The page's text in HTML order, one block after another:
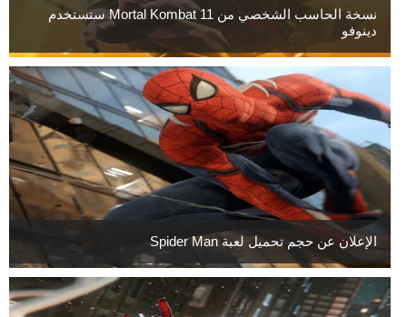
نسخة الحاسب الشخصي من Mortal Kombat 11 ستستخدم
دينوفو
الإعلان عن حجم تحميل لعبة Spider Man